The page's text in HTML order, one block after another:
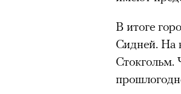
В итоге
Сидней. На
Стокгольм.
режиссера,